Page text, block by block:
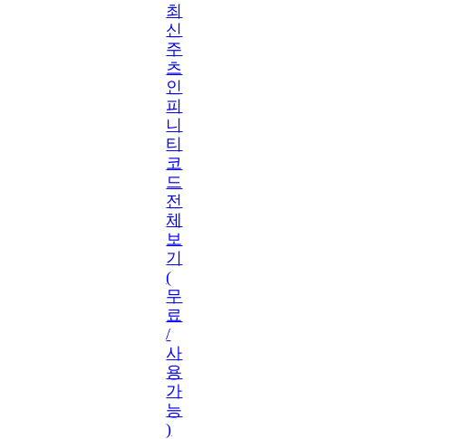
최
신
주
츠
인
피
니
티
코
드
전
체
보
기
(
무
료
/
사
용
가
능
)